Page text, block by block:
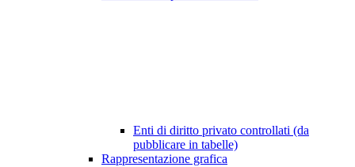
Enti di diritto privato controllati (da
pubblicare in tabelle)
Rappresentazione grafica